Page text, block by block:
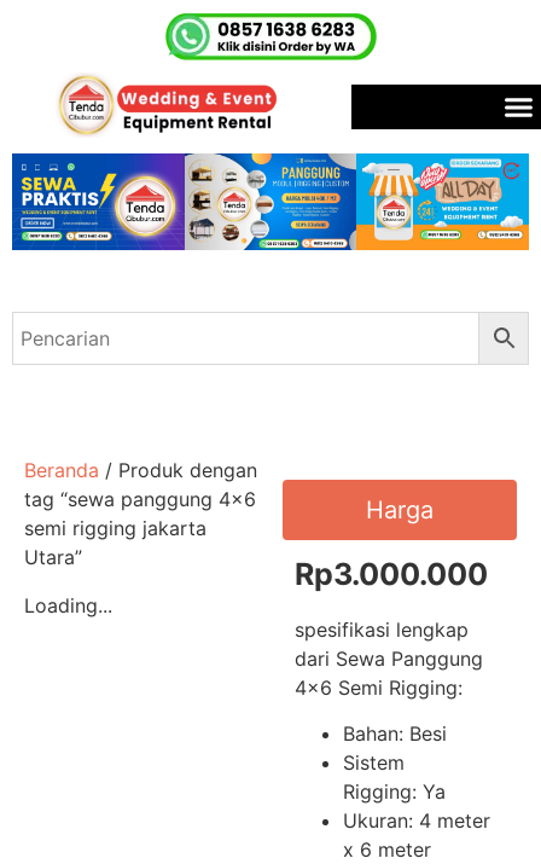
Beranda / Produk dengan
tag “sewa panggung 4x6
semi rigging jakarta
Utara”
Loading...
Harga
Rp3.000.000
spesifikasi lengkap
dari Sewa Panggung
4×6 Semi Rigging:
Bahan: Besi
Sistem
Rigging: Ya
Ukuran: 4 meter
x 6 meter